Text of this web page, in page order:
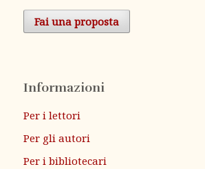
Fai una proposta
Informazioni
Per i lettori
Per gli autori
Per i bibliotecari